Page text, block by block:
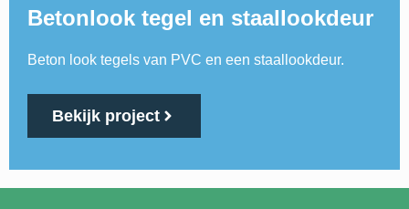
Betonlook tegel en staallookdeur
Beton look tegels van PVC en een staallookdeur.
Bekijk project